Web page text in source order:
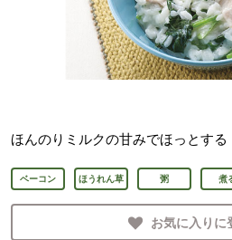
ほんのりミルクの甘みでほっとする
ベーコン ほうれん草 粥 煮
お気に入りに